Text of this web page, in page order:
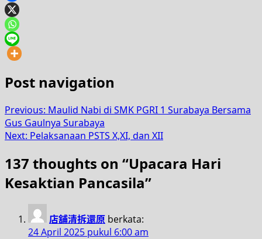
Post navigation
Previous: Maulid Nabi di SMK PGRI 1 Surabaya Bersama
Gus Gaulnya Surabaya
Next: Pelaksanaan PSTS X,XI, dan XII
137 thoughts on “Upacara Hari
Kesaktian Pancasila”
店舖清拆還原 berkata:
24 April 2025 pukul 6:00 am